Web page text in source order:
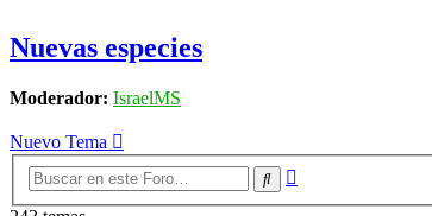
Nuevas especies
Moderador: IsraelMS
Nuevo Tema
Buscar